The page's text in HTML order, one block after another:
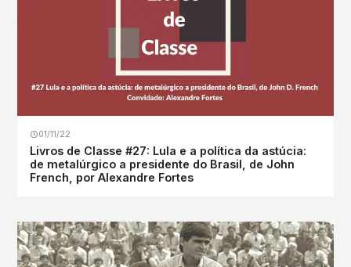
01/11/22
Livros de Classe #27: Lula e a política da astúcia:
de metalúrgico a presidente do Brasil, de John
French, por Alexandre Fortes